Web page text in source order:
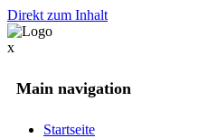
Direkt zum Inhalt
x
Main navigation
Startseite